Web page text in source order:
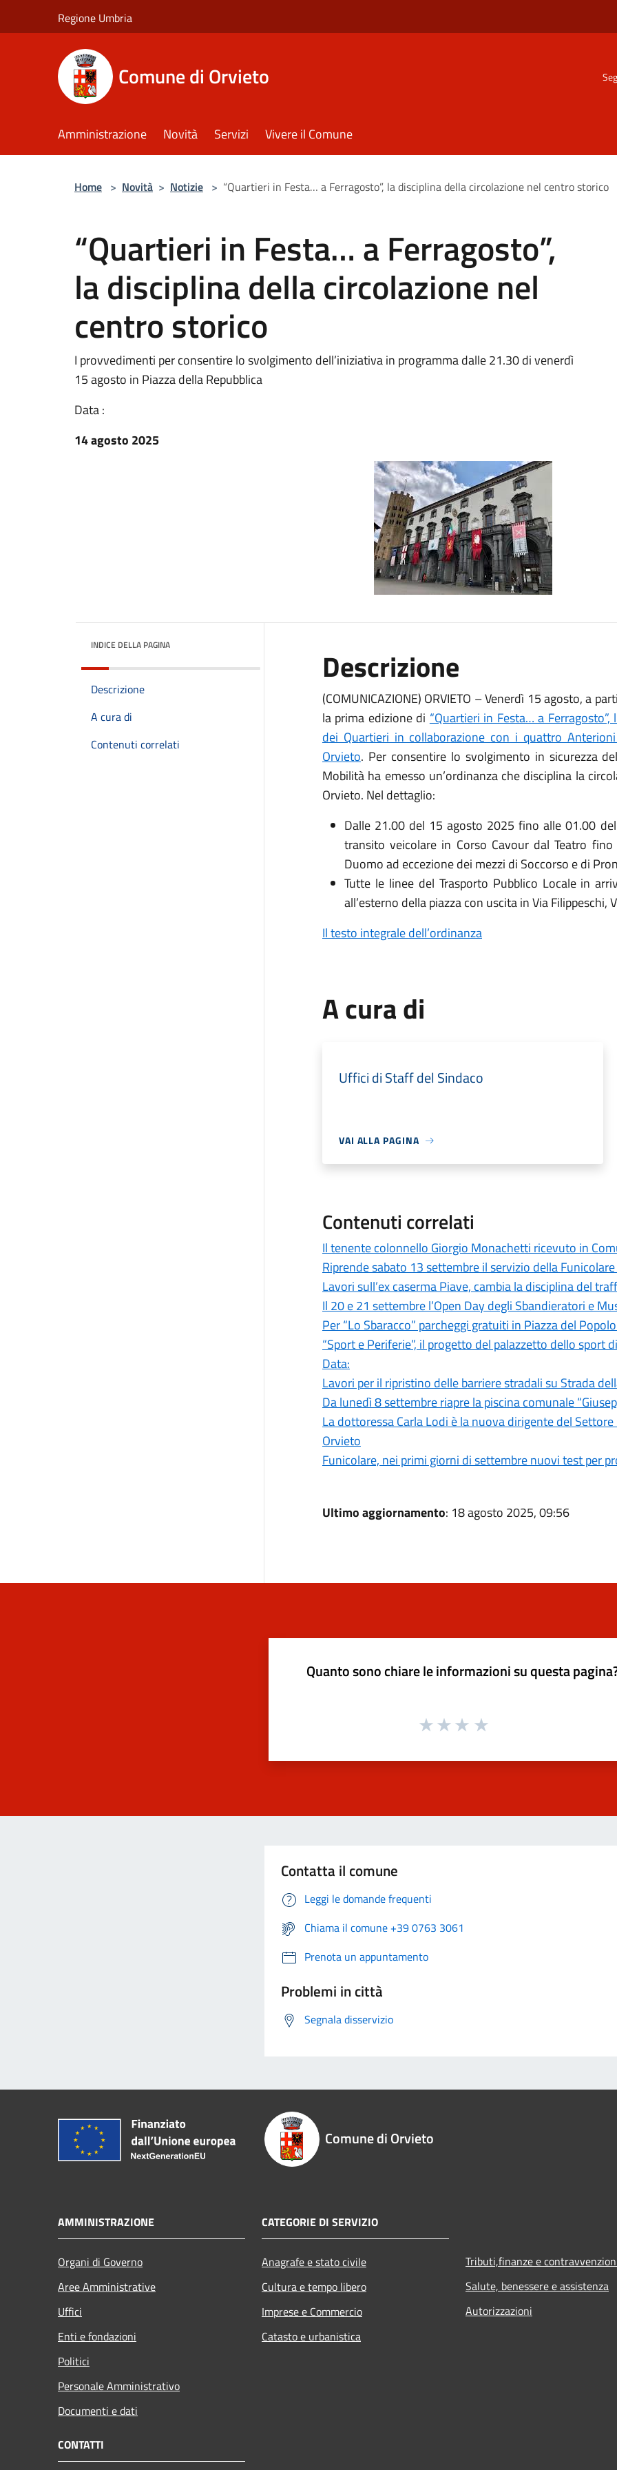
Regione Umbria
Comune di Orvieto
Amministrazione Novità Servizi Vivere il Comune
Home > Novità > Notizie > “Quartieri in Festa… a Ferragosto”, la disciplina della circolazione nel centro storico
“Quartieri in Festa… a Ferragosto”,
la disciplina della circolazione nel
centro storico
I provvedimenti per consentire lo svolgimento dell’iniziativa in programma dalle 21.30 di venerdì
15 agosto in Piazza della Repubblica
Data :
14 agosto 2025
INDICE DELLA PAGINA
Descrizione
A cura di
Contenuti correlati
Descrizione
(COMUNICAZIONE) ORVIETO – Venerdì 15 agosto, a
la prima edizione di “Quartieri in Festa… a
dei Quartieri in collaborazione con i quattro
Orvieto. Per consentire lo svolgimento in sicurezza
Mobilità ha emesso un’ordinanza che disciplina la
Orvieto. Nel dettaglio:
Dalle 21.00 del 15 agosto 2025 fino alle 01.00
transito veicolare in Corso Cavour dal Teatro
Duomo ad eccezione dei mezzi di Soccorso e di
Tutte le linee del Trasporto Pubblico Locale in
all’esterno della piazza con uscita in Via Filippeschi,
Il testo integrale dell’ordinanza
A cura di
Uffici di Staff del Sindaco
VAI ALLA PAGINA
Contenuti correlati
Il tenente colonnello Giorgio Monachetti ricevuto in
Riprende sabato 13 settembre il servizio della
Lavori sull’ex caserma Piave, cambia la disciplina del
Il 20 e 21 settembre l’Open Day degli Sbandieratori e
Per “Lo Sbaracco” parcheggi gratuiti in Piazza del
“Sport e Periferie”, il progetto del palazzetto dello
Data:
Lavori per il ripristino delle barriere stradali su Strada
Da lunedì 8 settembre riapre la piscina comunale
La dottoressa Carla Lodi è la nuova dirigente del
Orvieto
Funicolare, nei primi giorni di settembre nuovi test per
Ultimo aggiornamento: 18 agosto 2025, 09:56
Quanto sono chiare le informazioni su questa
Contatta il comune
Leggi le domande frequenti
Chiama il comune +39 0763 3061
Prenota un appuntamento
Problemi in città
Segnala disservizio
Comune di Orvieto
AMMINISTRAZIONE
Organi di Governo
Aree Amministrative
Uffici
Enti e fondazioni
Politici
Personale Amministrativo
Documenti e dati
CATEGORIE DI SERVIZIO
Anagrafe e stato civile
Cultura e tempo libero
Imprese e Commercio
Catasto e urbanistica
Tributi,finanze e
Salute, benessere e assistenza
Autorizzazioni
CONTATTI